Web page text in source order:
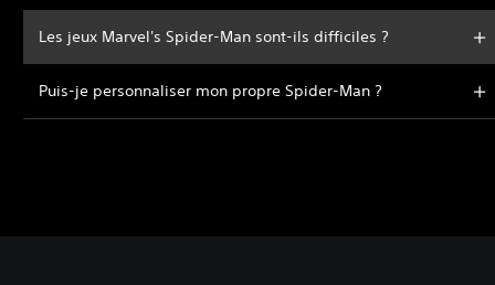
Les jeux Marvel's Spider-Man sont-ils difficiles ?
Puis-je personnaliser mon propre Spider-Man ?